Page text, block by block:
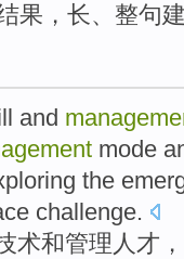
果，长、整句
and
mode
the
challenge.
术和管理 人才 ，